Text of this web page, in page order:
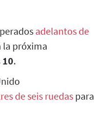
adelantos de
la próxima
10.
de seis ruedaspara